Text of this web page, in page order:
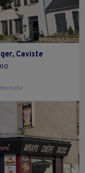
Caviste